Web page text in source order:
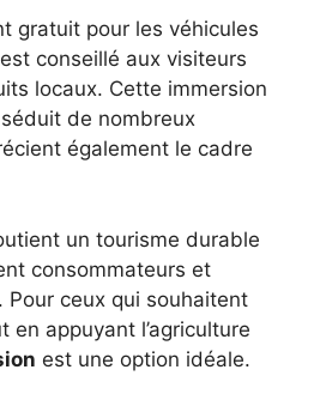
gratuit pour les véhicules
conseillé aux visiteurs
locaux. Cette immersion
de nombreux
également le cadre
un tourisme durable
consommateurs et
Pour ceux qui souhaitent
en appuyant l’agriculture
est une option idéale.